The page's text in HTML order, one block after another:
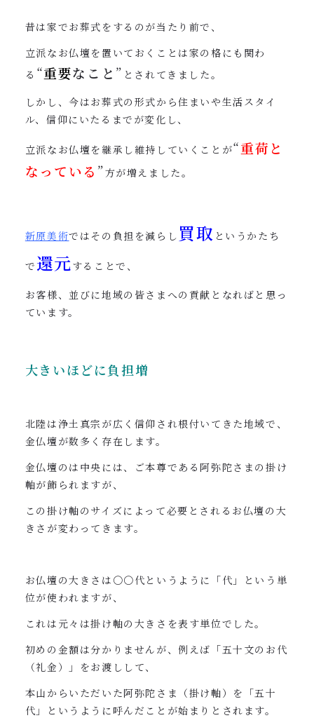
昔は家でお葬式をするのが当たり前で、
立派なお仏壇を置いておくことは家の格にも関わ
る “重要なこと ” とされてきました。
しかし、今はお葬式の形式から住まいや生活スタイ
ル、信仰にいたるまでが変化し、
立派なお仏壇を継承し維持していくことが“重荷と
なっている ”方が増えました。
新原美術ではその負担を減らし 買取 というかたち
で 還元することで、
お客様、並びに地域の皆さまへの貢献となればと思っ
ています。
大きいほどに負担増
北陸は浄土真宗が広く信仰され根付いてきた地域で、
金仏壇が数多く存在します。
金仏壇のは中央には、ご本尊である阿弥陀さまの掛け
軸が飾られますが、
この掛け軸のサイズによって必要とされるお仏壇の大
きさが変わってきます。
お仏壇の大きさは〇〇代というように「代」という単
位が使われますが、
これは元々は掛け軸の大きさを表す単位でした。
初めの金額は分かりませんが、例えば「五十文のお代
（礼金）」をお渡しして、
本山からいただいた阿弥陀さま（掛け軸）を「五十
代」というように呼んだことが始まりとされます。